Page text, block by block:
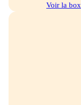
Voir la box